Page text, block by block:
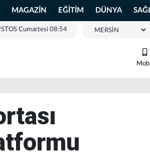
MAGAZİN EĞİTİM DÜNYA
Cumartesi 08:54